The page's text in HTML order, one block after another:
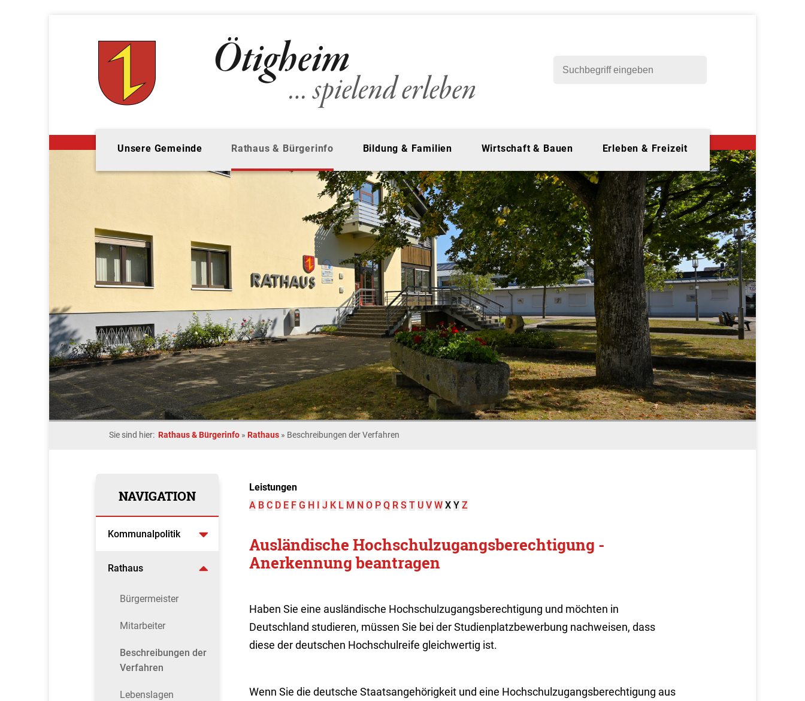
Unsere Gemeinde Rathaus & Bürgerinfo Bildung & Familien Wirtschaft & Bauen Erleben & Freizeit
Sie sind hier: Rathaus & Bürgerinfo » Rathaus » Beschreibungen der Verfahren
NAVIGATION
Kommunalpolitik
Rathaus
Bürgermeister
Mitarbeiter
Beschreibungen der
Verfahren
Lebenslagen
Leistungen
A B C D E F G H I J K L M N O P Q R S T U V W X Y Z
Ausländische Hochschulzugangsberechtigung -
Anerkennung beantragen
Haben Sie eine ausländische Hochschulzugangsberechtigung und möchten in
Deutschland studieren, müssen Sie bei der Studienplatzbewerbung nachweisen, dass
diese der deutschen Hochschulreife gleichwertig ist.
Wenn Sie die deutsche Staatsangehörigkeit und eine Hochschulzugangsberechtigung aus